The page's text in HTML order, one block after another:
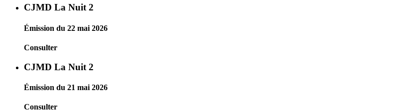
CJMD La Nuit 2
Émission du 22 mai 2026
Consulter
CJMD La Nuit 2
Émission du 21 mai 2026
Consulter